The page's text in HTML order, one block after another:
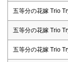
五等分の花嫁 Trio
五等分の花嫁 Trio
五等分の花嫁 Trio